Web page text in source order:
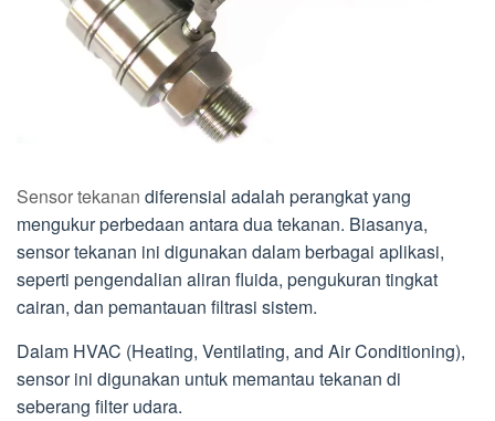
Sensor tekanan diferensial adalah perangkat yang
mengukur perbedaan antara dua tekanan. Biasanya,
sensor tekanan ini digunakan dalam berbagai aplikasi,
seperti pengendalian aliran fluida, pengukuran tingkat
cairan, dan pemantauan filtrasi sistem.
Dalam HVAC (Heating, Ventilating, and Air Conditioning),
sensor ini digunakan untuk memantau tekanan di
seberang filter udara.